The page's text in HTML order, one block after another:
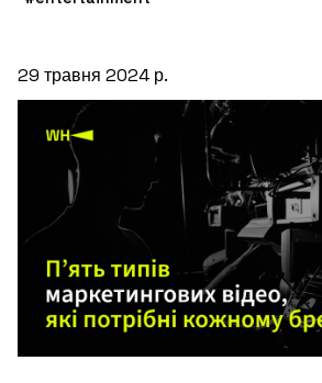
29 травня 2024 р.